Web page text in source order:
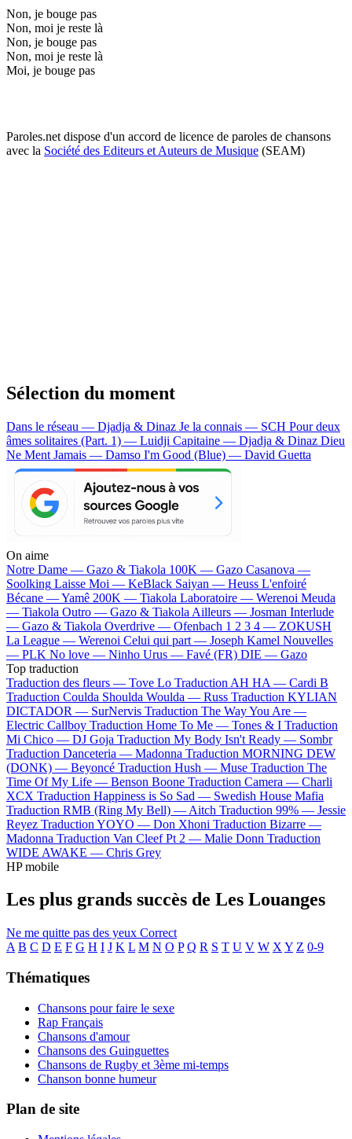
Non, je bouge pas
Non, moi je reste là
Non, je bouge pas
Non, moi je reste là
Moi, je bouge pas
Paroles.net dispose d'un accord de licence de paroles de chansons
avec la Société des Editeurs et Auteurs de Musique (SEAM)
Sélection du moment
Dans le réseau — Djadja & Dinaz Je la connais — SCH Pour deux
âmes solitaires (Part. 1) — Luidji Capitaine — Djadja & Dinaz Dieu
Ne Ment Jamais — Damso I'm Good (Blue) — David Guetta
On aime
Notre Dame — Gazo & Tiakola 100K — Gazo Casanova —
Soolking Laisse Moi — KeBlack Saiyan — Heuss L'enfoiré
Bécane —Yamê 200K — Tiakola Laboratoire — Werenoi Meuda
— Tiakola Outro — Gazo & Tiakola Ailleurs — Josman Interlude
— Gazo & Tiakola Overdrive — Ofenbach 1 2 3 4 — ZOKUSH
La League — Werenoi Celui qui part — Joseph Kamel Nouvelles
— PLK No love — Ninho Urus — Favé (FR) DIE — Gazo
Top traduction
Traduction des fleurs — Tove Lo Traduction AH HA — Cardi B
Traduction Coulda Shoulda Woulda — Russ Traduction KYLIAN
DICTADOR — SurNervis Traduction The Way You Are —
Electric Callboy Traduction Home To Me — Tones & I Traduction
Mi Chico — DJ Goja Traduction My Body Isn't Ready — Sombr
Traduction Danceteria — Madonna Traduction MORNING DEW
(DONK) — Beyoncé Traduction Hush — Muse Traduction The
Time Of My Life — Benson Boone Traduction Camera — Charli
XCX Traduction Happiness is So Sad — Swedish House Mafia
Traduction RMB (Ring My Bell) — Aitch Traduction 99% — Jessie
Reyez Traduction YOYO — Don Xhoni Traduction Bizarre —
Madonna Traduction Van Cleef Pt 2 — Malie Donn Traduction
WIDE AWAKE — Chris Grey
HP mobile
Les plus grands succès de Les Louanges
Ne me quitte pas des yeux Correct
A B C D E F G H I J K L M N O P Q R S T U V W X Y Z 0-9
Thématiques
Chansons pour faire le sexe
Rap Français
Chansons d'amour
Chansons des Guinguettes
Chansons de Rugby et 3ème mi-temps
Chanson bonne humeur
Plan de site